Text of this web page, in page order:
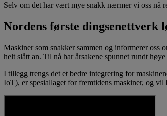
Selv om det har vært mye snakk nærmer vi oss nå
Nordens første dingsenettverk
Maskiner som snakker sammen og informerer oss
helt slått an. Til nå har årsakene spunnet rundt
I tillegg trengs det et bedre integrering for
IoT), er spesiallaget for fremtidens maskiner, og vil